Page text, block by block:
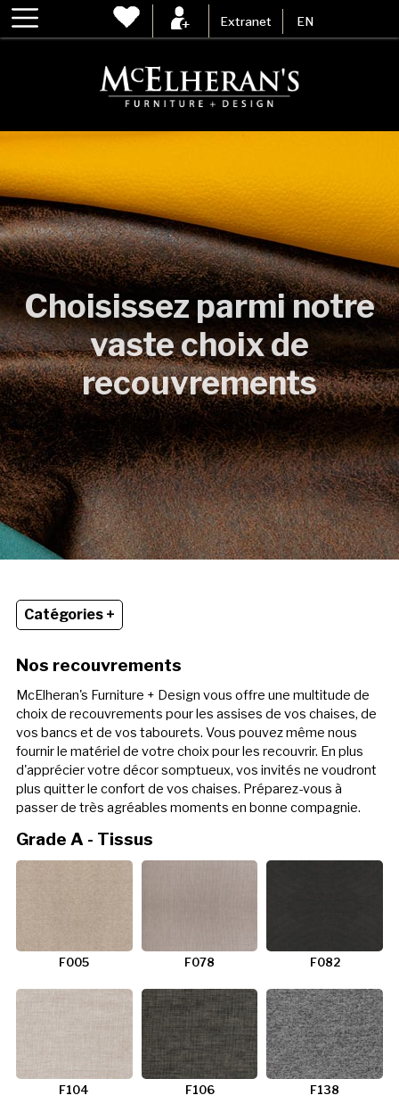
Extranet EN
Choisissez parmi notre
vaste choix de
recouvrements
Catégories +
Nos recouvrements
McElheran's Furniture + Design vous offre une multitude de
choix de recouvrements pour les assises de vos chaises, de
vos bancs et de vos tabourets. Vous pouvez même nous
fournir le matériel de votre choix pour les recouvrir. En plus
d'apprécier votre décor somptueux, vos invités ne voudront
plus quitter le confort de vos chaises. Préparez-vous à
passer de très agréables moments en bonne compagnie.
Grade A - Tissus
F005 F078 F082
F104 F106 F138